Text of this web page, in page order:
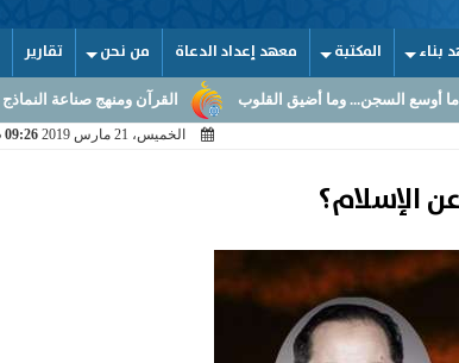
بناء المكتبة معهد إعداد الدعاة من نحن تقارير
القرآن ومنهج صناعة النماذج الحضارية وما أضيق القلوب
الخميس، 21 مارس 2019 09:26 صـ
الإسلام؟